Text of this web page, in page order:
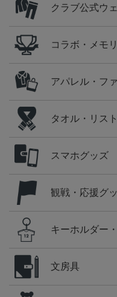
クラブ公式ウ
コラボ・メモ
アパレル・フ
タオル・リス
スマホグッズ
観戦・応援グ
キーホルダー
文房具